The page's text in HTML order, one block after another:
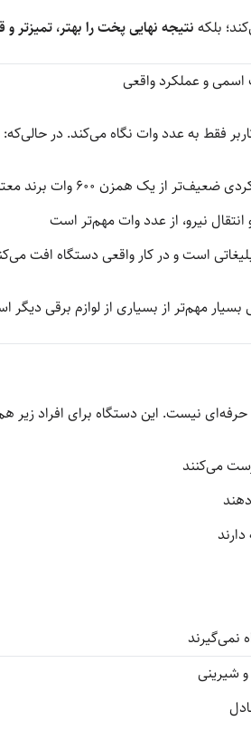
بلکه نتیجه نهایی پخت را بهتر، تمیزتر
و عملکرد واقعی
فقط به عدد وات نگاه می‌کند. در حالی‌که:
نیرو، از عدد وات مهم‌تر است
است و در کار واقعی دستگاه افت
مهم‌تر از بسیاری از لوازم برقی دیگر
نیست. این دستگاه برای افراد زیر
می‌کنند
نمی‌گیرند
شیرینی